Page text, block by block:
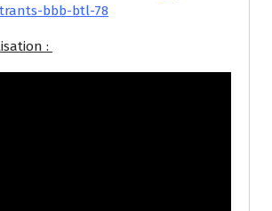
bbb-btl-78
: